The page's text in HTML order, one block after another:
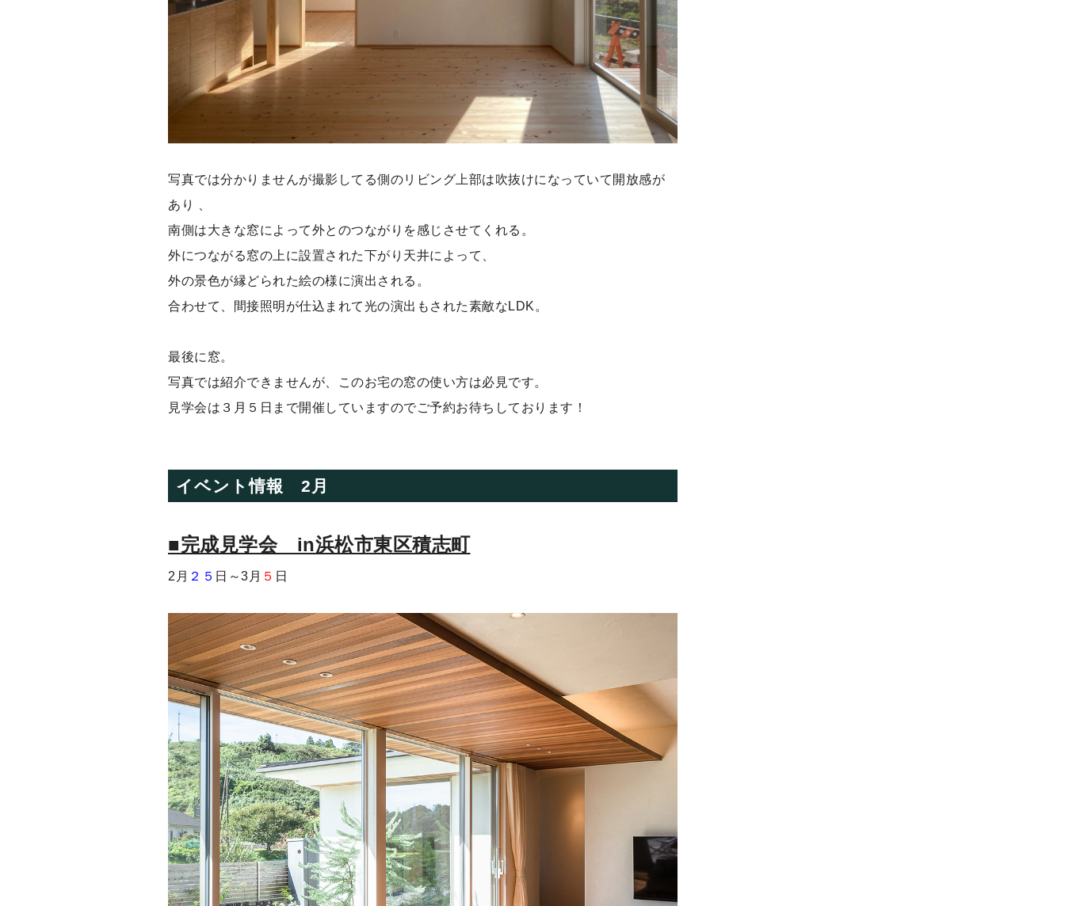
写真では分かりませんが撮影してる側のリビング上部は吹抜けになっていて開放感が
あり 、
南側は大きな窓によって外とのつながりを感じさせてくれる。
外につながる窓の上に設置された下がり天井によって、
外の景色が縁どられた絵の様に演出される。
合わせて、間接照明が仕込まれて光の演出もされた素敵なLDK。
最後に窓。
写真では紹介できませんが、このお宅の窓の使い方は必見です。
見学会は３月５日まで開催していますのでご予約お待ちしております！
イベント情報 2月
■完成見学会 in浜松市東区積志町
2月 ２５ 日～3月 ５ 日